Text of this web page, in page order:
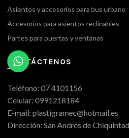
Asientos y accesorios para bus urbano
Accesorios para asientos reclinables
Partes para puertas y ventanas
CONTÁCTENOS
Teléfono: 07 4101156
Celular: 0991218184
E-mail: plastigramec@hotmail.es
Dirección: San Andrés de